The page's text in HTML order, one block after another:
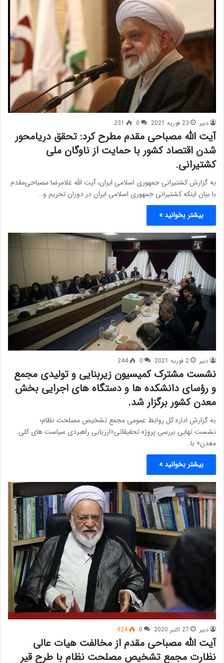
دبیر 23 فوریه 2021 0
231
آیت الله مصباحی مقدم مطرح کرد: تحقق دریامحور
شدن اقتصاد کشور با حمایت از ناوگان ملی
کشتیرانی.
به گزارش کشتیرانی جمهوری اسلامی ایران، آیت الله غلامرضا مصباحی‌مقدم
با بیان اینکه کشتیرانی جمهوری اسلامی ایران در دوران تحریم و…
بیشتر بخوانید »
دبیر 2 فوریه 2021 0
244
نشست مشترک کمیسیون زیربنایی و تولیدی مجمع
و رؤسای دانشکده­ ها و دستگاه­ های اجرایی بخش
معدن کشور برگزار شد.
به گزارش اداره کل روابط عمومی مجمع تشخیص مصلحت نظام؛
نشست نهایی بررسی پروژه تحقیقاتی«ارزیابی راهبردی سیاست های کلی
معدن» با…
بیشتر بخوانید »
دبیر 27 اکتبر 2020 0
924
آیت الله مصباحی مقدم از مخالفت هیات عالی
نظارت مجمع تشخیص مصلحت نظام با طرح قیر